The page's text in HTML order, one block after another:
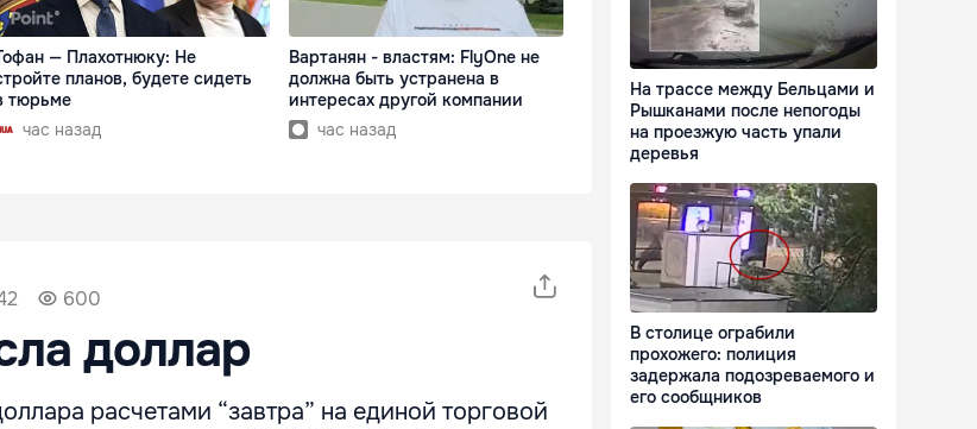
— Плахотнюку: Не
планов, будете сидеть
тюрьме
час назад
Вартанян - властям: FlyOne не
должна быть устранена в
интересах другой компании
час назад
600
доллар
расчетами “завтра” на единой торговой
На трассе между Бельцами и
Рышканами после непогоды
на проезжую часть упали
деревья
В столице ограбили
прохожего: полиция
задержала подозреваемого и
его сообщников